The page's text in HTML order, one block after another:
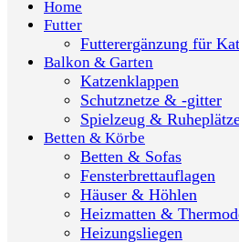
Home
Futter
Futterergänzung für
Balkon & Garten
Katzenklappen
Schutznetze & -gitter
Spielzeug &
Betten & Körbe
Betten & Sofas
Fensterbrettauflagen
Häuser & Höhlen
Heizmatten &
Heizungsliegen